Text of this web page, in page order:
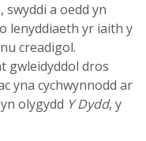
a oedd yn
lenyddiaeth yr iaith y
creadigol.
gwleidyddol dros
yna cychwynnodd ar
olygydd Y Dydd, y